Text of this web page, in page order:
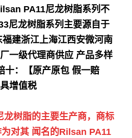
PA11尼龙树脂系列不
尼龙树脂系列主要源自于
福建浙江上海江西安微河南
一级代理商供应 产品多样
十：【原产原包 假一赔
增值税
龙树脂的主要生产商，商标
对其 闻名的Rilsan PA11